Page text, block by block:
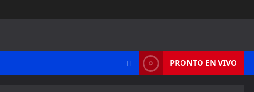
PRONTO EN VIVO